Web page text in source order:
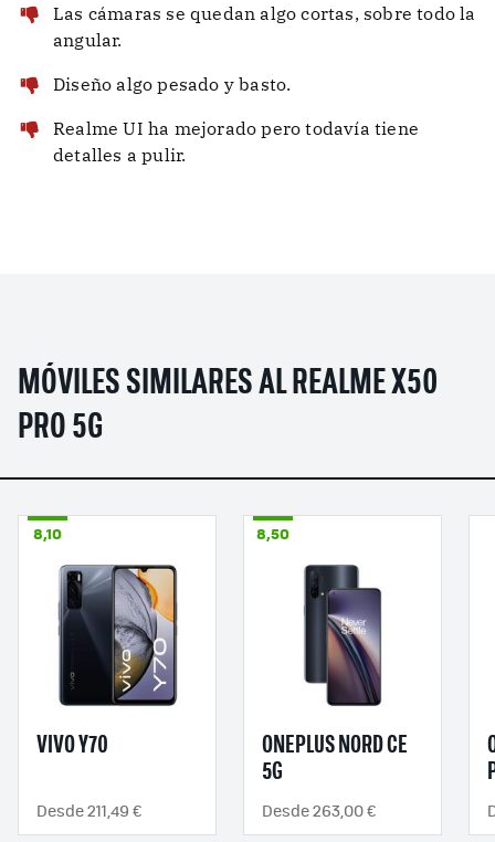
Las cámaras se quedan algo cortas, sobre todo la
angular.
Diseño algo pesado y basto.
Realme UI ha mejorado pero todavía tiene
detalles a pulir.
MÓVILES SIMILARES AL REALME X50
PRO 5G
8,10
VIVO Y70
Desde 211,49 €
8,50
ONEPLUS NORD CE
5G
Desde 263,00 €